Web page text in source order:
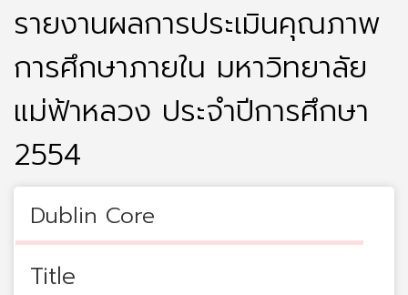
รายงานผลการประเมินคุณภาพ
การศึกษาภายใน มหาวิทยาลัย
แม่ฟ้าหลวง ประจำปีการศึกษา
2554
Dublin Core
Title